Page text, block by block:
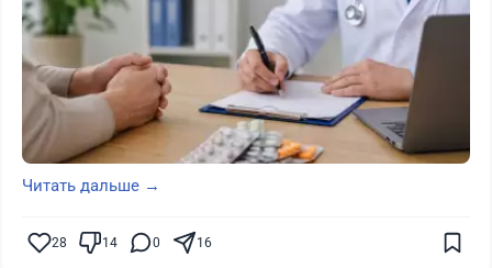
Читать дальше →
28 14 0 16